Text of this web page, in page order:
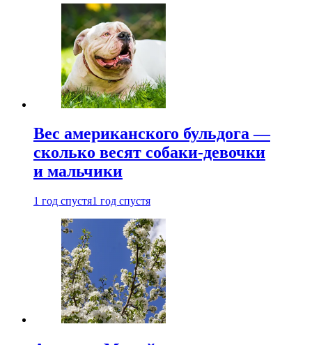
Вес американского бульдога —
сколько весят собаки-девочки
и мальчики
1 год спустя1 год спустя